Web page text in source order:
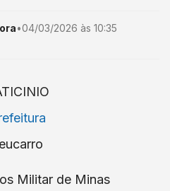
•04/03/2026 às 10:35
Militar de Minas